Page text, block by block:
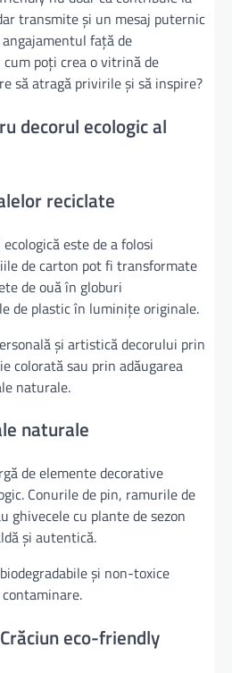
transmite și un mesaj puternic
față de
poți crea o vitrină de
să atragă privirile și să inspire?
decorul ecologic al
reciclate
este de a folosi
de carton pot fi transformate
de ouă în globuri
de plastic în luminițe originale.
și artistică decorului prin
colorată sau prin adăugarea
naturale.
naturale
de elemente decorative
Conurile de pin, ramurile de
ghivecele cu plante de sezon
și autentică.
și non-toxice
eco-friendly